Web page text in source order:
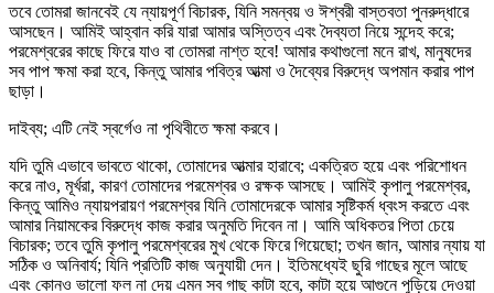
তবে তোমরা জানবেই যে ন্যায়পূর্ণ বিচারক, যিনি সমন্বয় ও ঈশ্বরী বাস্তবতা পুনরুদ্ধারে
আসছেন। আমিই আহ্বান করি যারা আমার অস্তিত্ব এবং দৈব্যতা নিয়ে সন্দেহ করে;
পরমেশ্বরের কাছে ফিরে যাও বা তোমরা নাশ্ত হবে! আমার কথাগুলো মনে রাখ, মানুষদের
সব পাপ ক্ষমা করা হবে, কিন্তু আমার পবিত্র আত্মা ও দৈব্যের বিরুদ্ধে অপমান করার পাপ
ছাড়া।
দাইব্য; এটি নেই স্বর্গেও না পৃথিবীতে ক্ষমা করবে।
যদি তুমি এভাবে ভাবতে থাকো, তোমাদের আত্মার হারাবে; একত্রিত হয়ে এবং পরিশোধন
করে নাও, মূর্খরা, কারণ তোমাদের পরমেশ্বর ও রক্ষক আসছে। আমিই কৃপালু পরমেশ্বর,
কিন্তু আমিও ন্যায়পরায়ণ পরমেশ্বর যিনি তোমাদেরকে আমার সৃষ্টিকর্ম ধ্বংস করতে এবং
আমার নিয়ামকের বিরুদ্ধে কাজ করার অনুমতি দিবেন না। আমি অধিকতর পিতা চেয়ে
বিচারক; তবে তুমি কৃপালু পরমেশ্বরের মুখ থেকে ফিরে গিয়েছো; তখন জান, আমার ন্যায় যা
সঠিক ও অনিবার্য; যিনি প্রতিটি কাজ অনুযায়ী দেন। ইতিমধ্যেই ছুরি গাছের মূলে আছে
এবং কোনও ভালো ফল না দেয় এমন সব গাছ কাটা হবে, কাটা হয়ে আগুনে পুড়িয়ে দেওয়া